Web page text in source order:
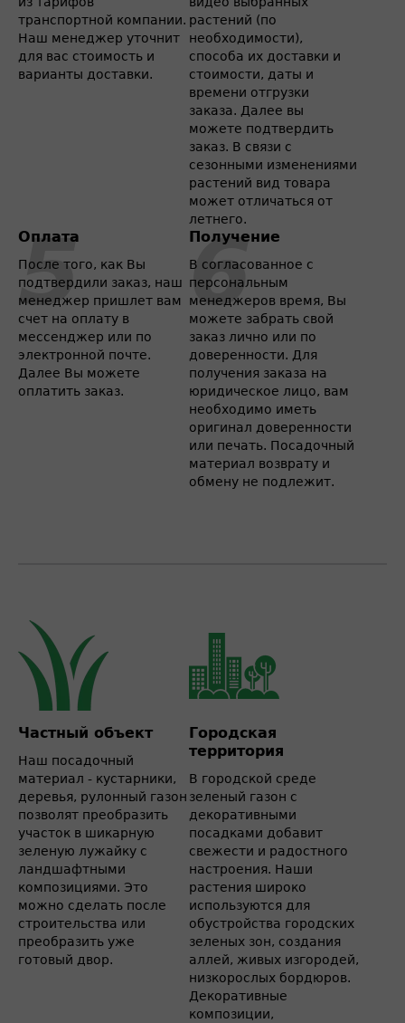
транспортной компании.
Наш менеджер уточнит
для вас стоимость и
варианты доставки.
растений (по
необходимости),
способа их доставки и
стоимости, даты и
времени отгрузки
заказа. Далее вы
можете подтвердить
заказ. В связи с
сезонными изменениями
растений вид товара
может отличаться от
летнего.
Оплата
После того, как Вы
подтвердили заказ, наш
менеджер пришлет вам
счет на оплату в
мессенджер или по
электронной почте.
Далее Вы можете
оплатить заказ.
Получение
В согласованное с
персональным
менеджеров время, Вы
можете забрать свой
заказ лично или по
доверенности. Для
получения заказа на
юридическое лицо, вам
необходимо иметь
оригинал доверенности
или печать. Посадочный
материал возврату и
обмену не подлежит.
Частный объект
Наш посадочный
материал - кустарники,
деревья, рулонный газон
позволят преобразить
участок в шикарную
зеленую лужайку с
ландшафтными
композициями. Это
можно сделать после
строительства или
преобразить уже
готовый двор.
Городская
территория
В городской среде
зеленый газон с
декоративными
посадками добавит
свежести и радостного
настроения. Наши
растения широко
используются для
обустройства городских
зеленых зон, создания
аллей, живых изгородей,
низкорослых бордюров.
Декоративные
композиции,